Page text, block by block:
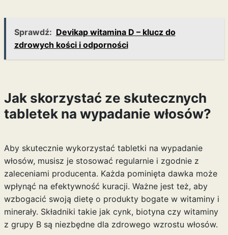
Sprawdź: Devikap witamina D – klucz do
zdrowych kości i odporności
Jak skorzystać ze skutecznych
tabletek na wypadanie włosów?
Aby skutecznie wykorzystać tabletki na wypadanie
włosów, musisz je stosować regularnie i zgodnie z
zaleceniami producenta. Każda pominięta dawka może
wpłynąć na efektywność kuracji. Ważne jest też, aby
wzbogacić swoją dietę o produkty bogate w witaminy i
minerały. Składniki takie jak cynk, biotyna czy witaminy
z grupy B są niezbędne dla zdrowego wzrostu włosów.